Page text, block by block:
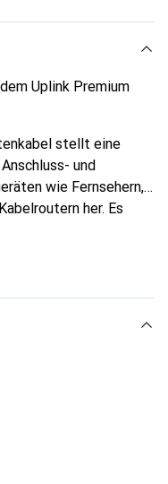
Uplink Premium
stellt eine
und
wie Fernsehern,
her. Es
Daten
Anschlüsse mit
eine optimale